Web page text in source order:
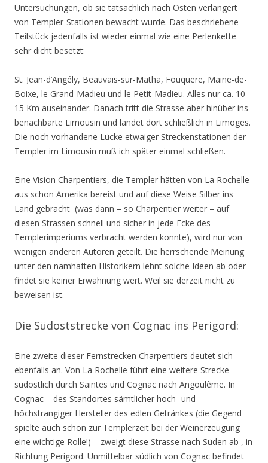
Untersuchungen, ob sie tatsächlich nach Osten verlängert
von Templer-Stationen bewacht wurde. Das beschriebene
Teilstück jedenfalls ist wieder einmal wie eine Perlenkette
sehr dicht besetzt:
St. Jean-d’Angély, Beauvais-sur-Matha, Fouquere, Maine-de-
Boixe, le Grand-Madieu und le Petit-Madieu. Alles nur ca. 10-
15 Km auseinander. Danach tritt die Strasse aber hinüber ins
benachbarte Limousin und landet dort schließlich in Limoges.
Die noch vorhandene Lücke etwaiger Streckenstationen der
Templer im Limousin muß ich später einmal schließen.
Eine Vision Charpentiers, die Templer hätten von La Rochelle
aus schon Amerika bereist und auf diese Weise Silber ins
Land gebracht (was dann – so Charpentier weiter – auf
diesen Strassen schnell und sicher in jede Ecke des
Templerimperiums verbracht werden konnte), wird nur von
wenigen anderen Autoren geteilt. Die herrschende Meinung
unter den namhaften Historikern lehnt solche Ideen ab oder
findet sie keiner Erwähnung wert. Weil sie derzeit nicht zu
beweisen ist.
Die Südoststrecke von Cognac ins Perigord:
Eine zweite dieser Fernstrecken Charpentiers deutet sich
ebenfalls an. Von La Rochelle führt eine weitere Strecke
südöstlich durch Saintes und Cognac nach Angoulême. In
Cognac – des Standortes sämtlicher hoch- und
höchstrangiger Hersteller des edlen Getränkes (die Gegend
spielte auch schon zur Templerzeit bei der Weinerzeugung
eine wichtige Rolle!) – zweigt diese Strasse nach Süden ab , in
Richtung Perigord. Unmittelbar südlich von Cognac befindet